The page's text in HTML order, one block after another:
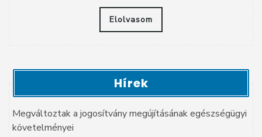
Elolvasom
Hírek
Megváltoztak a jogosítvány megújításának egészségügyi
követelményei